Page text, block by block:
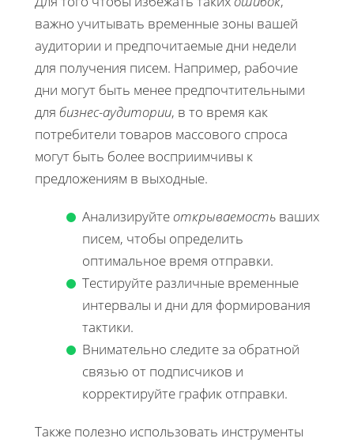
важно учитывать временные зоны вашей
аудитории и предпочитаемые дни недели
для получения писем. Например, рабочие
дни могут быть менее предпочтительными
для бизнес-аудитории, в то время как
потребители товаров массового спроса
могут быть более восприимчивы к
предложениям в выходные.
Анализируйтеоткрываемость ваших
писем, чтобы определить
оптимальное время отправки.
Тестируйте различные временные
интервалы и дни для формирования
тактики.
Внимательно следите за обратной
связью от подписчиков и
корректируйте график отправки.
Также полезно использовать инструменты